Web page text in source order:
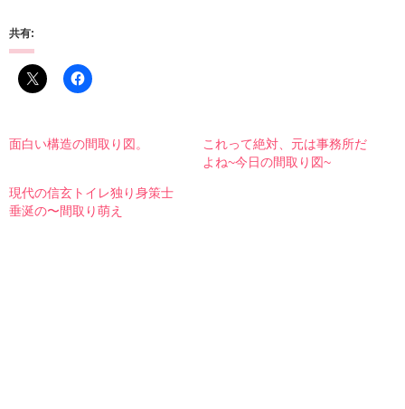
共有:
面白い構造の間取り図。
これって絶対、元は事務所だ
よね~今日の間取り図~
現代の信玄トイレ独り身策士
垂涎の〜間取り萌え